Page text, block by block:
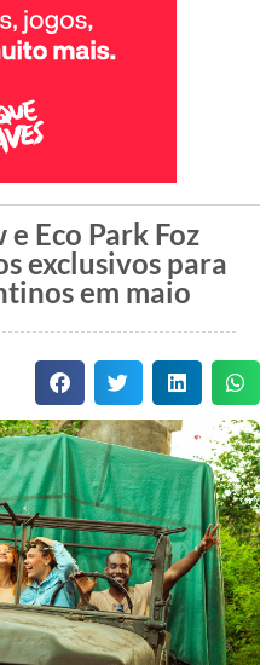
Eco Park Foz
exclusivos para
em maio